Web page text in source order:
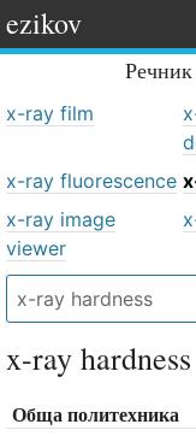
ezikov
Речник
x-ray film
x-ray fluorescence
x-ray image
viewer
x-ray hardness
Обща политехника